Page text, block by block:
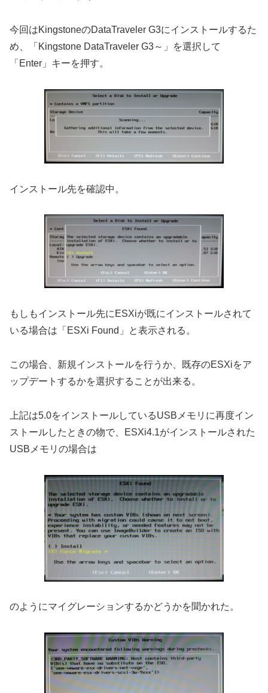
今回はKingstoneのDataTraveler G3にインストールするた
め、「Kingstone DataTraveler G3～」を選択して
「Enter」キーを押す。
インストール先を確認中。
もしもインストール先にESXiが既にインストールされて
いる場合は「ESXi Found」と表示される。
この場合、新規インストールを行うか、既存のESXiをア
ップデートするかを選択することが出来る。
上記は5.0をインストールしているUSBメモリに再度イン
ストールしたときの物で、ESXi4.1がインストールされた
USBメモリの場合は
のようにマイグレーションするかどうかを聞かれた。